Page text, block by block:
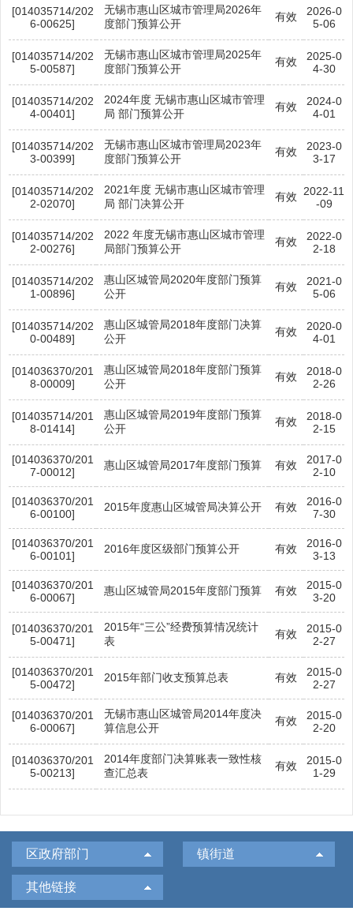
[014035714/202
6-00625]
无锡市惠山区城市管理局2026年
度部门预算公开
有效
2026-0
5-06
[014035714/202
5-00587]
无锡市惠山区城市管理局2025年
度部门预算公开
有效
2025-0
4-30
[014035714/202
4-00401]
2024年度 无锡市惠山区城市管理
局 部门预算公开
有效
2024-0
4-01
[014035714/202
3-00399]
无锡市惠山区城市管理局2023年
度部门预算公开
有效
2023-0
3-17
[014035714/202
2-02070]
2021年度 无锡市惠山区城市管理
局 部门决算公开
有效
2022-11
-09
[014035714/202
2-00276]
2022 年度无锡市惠山区城市管理
局部门预算公开
有效
2022-0
2-18
[014035714/202
1-00896]
惠山区城管局2020年度部门预算
公开
有效
2021-0
5-06
[014035714/202
0-00489]
惠山区城管局2018年度部门决算
公开
有效
2020-0
4-01
[014036370/201
8-00009]
惠山区城管局2018年度部门预算
公开
有效
2018-0
2-26
[014035714/201
8-01414]
惠山区城管局2019年度部门预算
公开
有效
2018-0
2-15
[014036370/201
7-00012]
惠山区城管局2017年度部门预算 有效
2017-0
2-10
[014036370/201
6-00100]
2015年度惠山区城管局决算公开 有效
2016-0
7-30
[014036370/201
6-00101]
2016年度区级部门预算公开 有效
2016-0
3-13
[014036370/201
6-00067]
惠山区城管局2015年度部门预算 有效
2015-0
3-20
[014036370/201
5-00471]
2015年“三公”经费预算情况统计
表
有效
2015-0
2-27
[014036370/201
5-00472]
2015年部门收支预算总表 有效
2015-0
2-27
[014036370/201
6-00067]
无锡市惠山区城管局2014年度决
算信息公开
有效
2015-0
2-20
[014036370/201
5-00213]
2014年度部门决算账表一致性核
查汇总表
有效
2015-0
1-29
区政府部门 镇街道
其他链接